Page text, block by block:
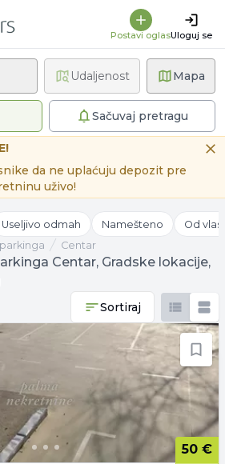
Postavi oglasUloguj se
Mapa
filteraSačuvaj pretragu
Udaljenost
da ne uplaćuju depozit pre
uživo!
Useljivo odmah Namešteno Od
Centar
Centar, Gradske lokacije,
Sortiraj
50 €